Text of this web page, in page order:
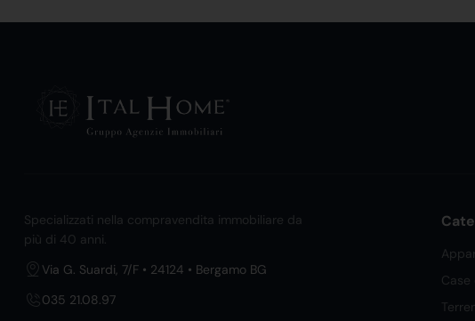
Specializzati nella compravendita immobiliare da
più di 40 anni.
Via G. Suardi, 7/F • 24124 • Bergamo BG
035 21.08.97
Case